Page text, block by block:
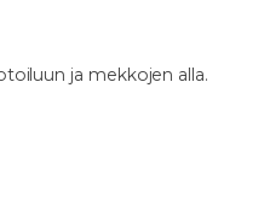
ja mekkojen alla.